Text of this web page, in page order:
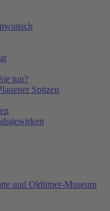
tun?
Spitzen
und Oldtimer-Museum